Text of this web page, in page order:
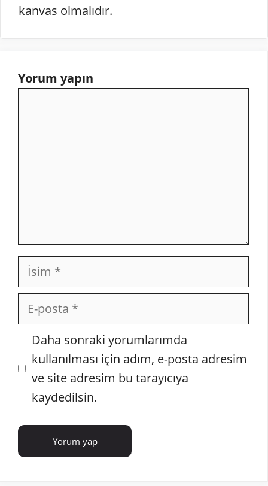
kanvas olmalıdır.
Yorum yapın
İsim
posta
İnternet
sitesi
Daha sonraki yorumlarımda
kullanılması için adım, e-posta adresim
ve site adresim bu tarayıcıya
kaydedilsin.